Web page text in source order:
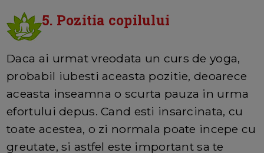
5. Pozitia copilului
Daca ai urmat vreodata un curs de yoga,
probabil iubesti aceasta pozitie, deoarece
aceasta inseamna o scurta pauza in urma
efortului depus. Cand esti insarcinata, cu
toate acestea, o zi normala poate incepe cu
greutate, si astfel este important sa te